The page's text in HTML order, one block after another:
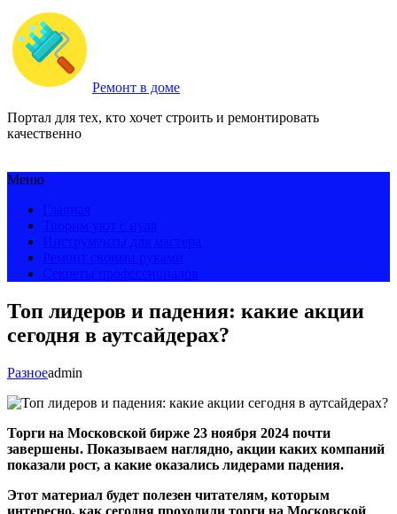
Ремонт в доме
Портал для тех, кто хочет строить и ремонтировать
качественно
Меню
Топ лидеров и падения: какие акции
сегодня в аутсайдерах?
Разноеadmin
Торги на Московской бирже 23 ноября 2024 почти
завершены. Показываем наглядно, акции каких компаний
показали рост, а какие оказались лидерами падения.
Этот материал будет полезен читателям, которым
интересно, как сегодня проходили торги на Московской